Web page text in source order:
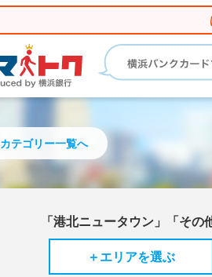
カテゴリー一覧へ
「港北ニュータウン」「そ
＋エリアを選ぶ